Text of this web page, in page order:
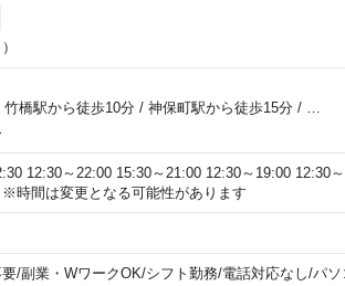
竹橋駅から徒歩10分/ 神保町駅から徒歩15分/
12:30～22:00 15:30～21:00 12:30～19:00 12:30
時間は変更となる可能性があります
/副業・WワークOK/シフト勤務/電話対応なし/パソ